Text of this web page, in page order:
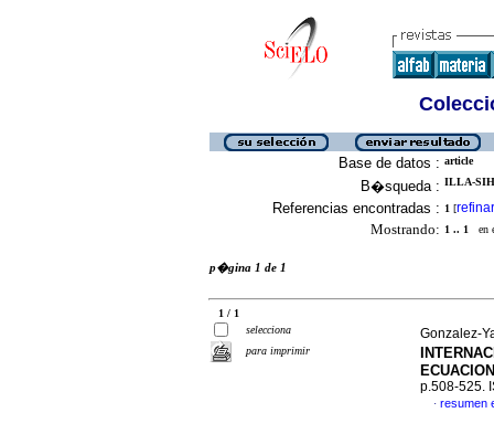
Base de datos : article
B�squeda : ILLA-
Referencias encontradas : 1 [refinar
Mostrando: 1 .. 1 en
p�gina 1 de 1
1 / 1
selecciona
para imprimir
Gonzalez-
p.508-525.
· resumen